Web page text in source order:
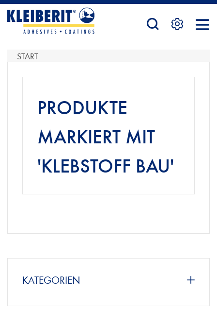
STARTSEITE
PRODUKTE
START
PRODUKTE
MARKIERT MIT
'KLEBSTOFF BAU'
KATEGORIEN